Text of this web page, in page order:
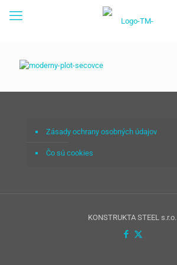
Zásady ochrany osobných údajov
Čo sú cookies
KONSTRUKTA STEEL s.r.o.